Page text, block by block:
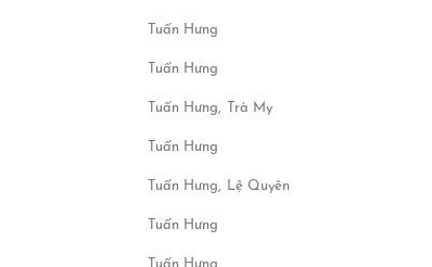
Tuấn Hưng
Tuấn Hưng
Tuấn Hưng, Trà My
Tuấn Hưng
Tuấn Hưng, Lệ Quyên
Tuấn Hưng